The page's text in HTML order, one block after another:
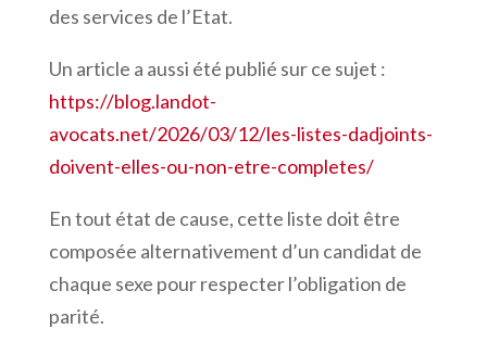
des services de l’Etat.
Un article a aussi été publié sur ce sujet :
https://blog.landot-
avocats.net/2026/03/12/les-listes-dadjoints-
doivent-elles-ou-non-etre-completes/
En tout état de cause, cette liste doit être
composée alternativement d’un candidat de
chaque sexe pour respecter l’obligation de
parité.